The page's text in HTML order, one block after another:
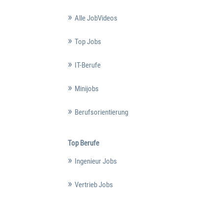
Alle JobVideos
Top Jobs
IT-Berufe
Minijobs
Berufsorientierung
Top Berufe
Ingenieur Jobs
Vertrieb Jobs